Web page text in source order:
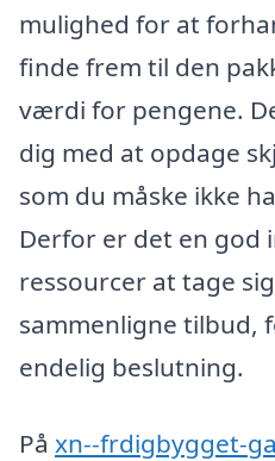
mulighed for at
finde frem til den
værdi for pengene.
dig med at opdage
som du måske ikke
Derfor er det en god
ressourcer at tage
sammenligne tilbud,
endelig beslutning.
På xn--frdigbygget-